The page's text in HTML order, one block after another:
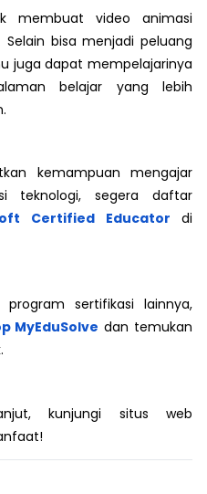
membuat video animasi
bisa menjadi peluang
juga dapat mempelajarinya
belajar yang lebih
kemampuan mengajar
teknologi, segera daftar
Certified Educator
di
sertifikasi lainnya,
MyEduSolve dan temukan
kunjungi situs web